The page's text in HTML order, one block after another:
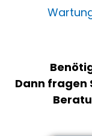
Dann fragen